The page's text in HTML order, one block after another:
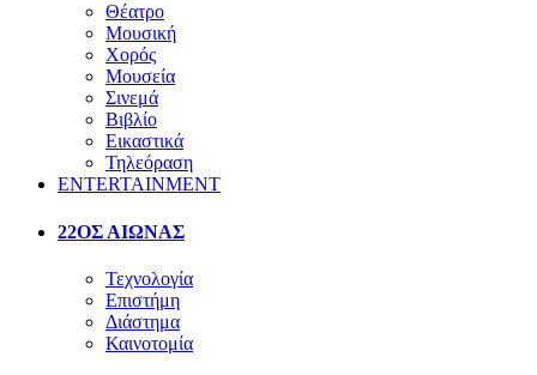
Θέατρο
Μουσική
Χορός
Μουσεία
Σινεμά
Βιβλίο
Εικαστικά
Τηλεόραση
ENTERTAINMENT
22ΟΣ ΑΙΩΝΑΣ
Τεχνολογία
Επιστήμη
Διάστημα
Καινοτομία